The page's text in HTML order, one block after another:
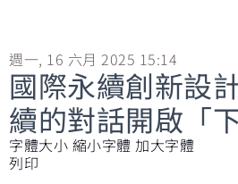
週一, 16 六月 2025 15:14
國際永續創新設
續的對話開啟「
字體大小 縮小字體 加大字體
列印